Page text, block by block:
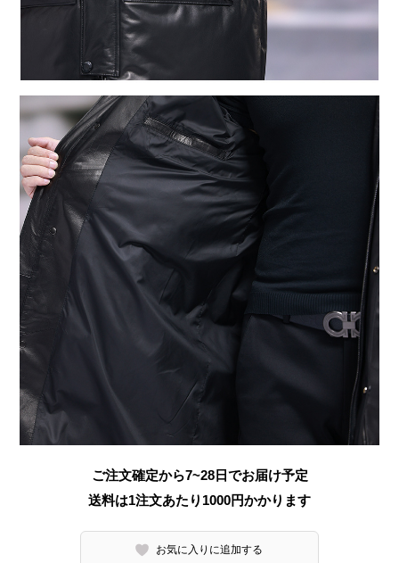
ご注文確定から7~28日でお届け予定
送料は1注文あたり 1000円かかります
お気に入りに追加する